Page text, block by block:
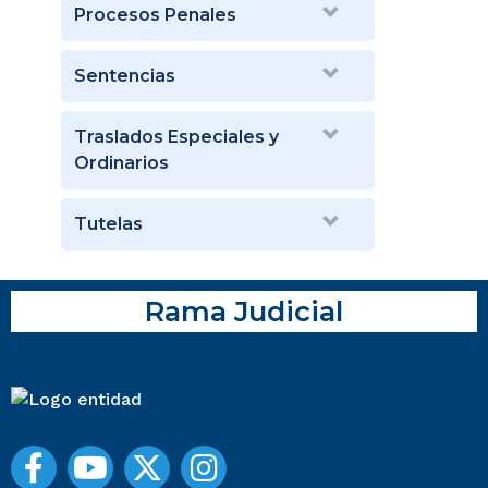
Procesos Penales
Sentencias
Traslados Especiales y
Ordinarios
Tutelas
Rama Judicial